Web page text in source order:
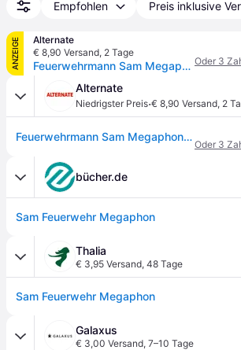
Empfohlen Preis inklusive
ANZEIGE
Alternate
€ 8,90 Versand, 2 Tage
Feuerwehrmann Sam Megaphon, Rollenspiel Oder 3
Alternate
Niedrigster Preis·€ 8,90 Versand, 2
Feuerwehrmann Sam Megaphon, Rollenspiel
Oder 3
bücher.de
Sam Feuerwehr Megaphon
Thalia
€ 3,95 Versand, 48 Tage
Sam Feuerwehr Megaphon
Galaxus
€ 3,00 Versand, 7–10 Tage